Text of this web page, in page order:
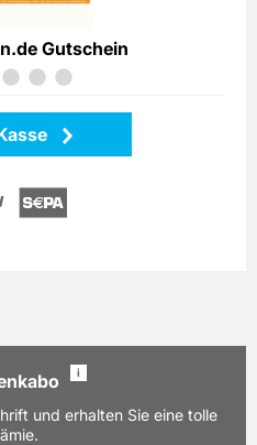
Gutschein
i
und erhalten Sie eine tolle